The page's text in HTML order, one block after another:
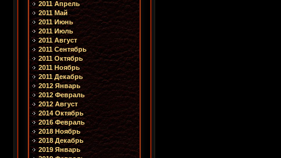
2011 Апрель
2011 Май
2011 Июнь
2011 Июль
2011 Август
2011 Сентябрь
2011 Октябрь
2011 Ноябрь
2011 Декабрь
2012 Январь
2012 Февраль
2012 Август
2014 Октябрь
2016 Февраль
2018 Ноябрь
2018 Декабрь
2019 Январь